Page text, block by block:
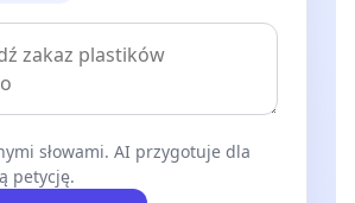
słowami. AI przygotuje dla
petycję.